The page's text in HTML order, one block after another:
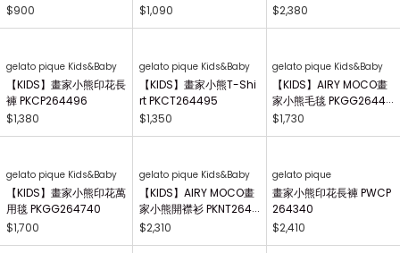
gelato pique Kids&Baby
【BABY】AIRY MOCO畫
414
$1,030
gelato pique Kids&Baby
【BABY】AIRY MOCO畫
$1,090
gelato pique Kids&Baby
【BABY】AIRY MOCO畫
64465
$2,180
gelato pique Kids&Baby
【BABY】畫家小熊圍兜
$900
gelato pique Kids&Baby
【BABY】AIRY MOCO畫
264415
$1,090
gelato pique Kids&Baby
【BABY】AIRY MOCO畫
$2,380
gelato pique Kids&Baby
【KIDS】畫家小熊印花長
gelato pique Kids&Baby
【KIDS】畫家小熊T-Shi
gelato pique Kids&Baby
【KIDS】AIRY MOCO畫